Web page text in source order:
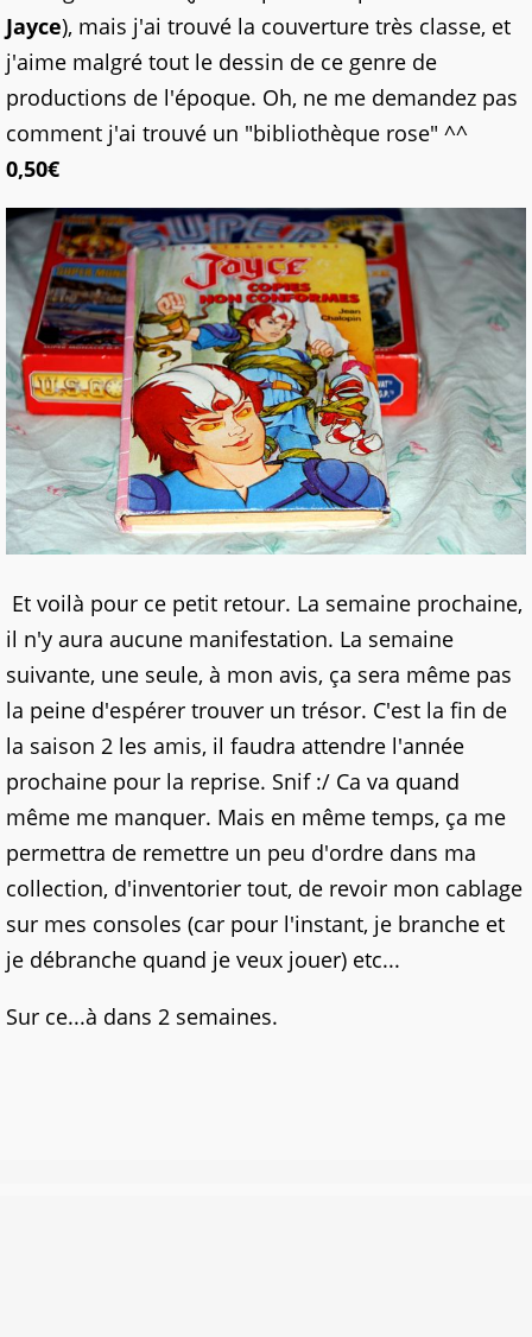
Jayce), mais j'ai trouvé la couverture très classe, et
j'aime malgré tout le dessin de ce genre de
productions de l'époque. Oh, ne me demandez pas
comment j'ai trouvé un "bibliothèque rose" ^^
0,50€
Et voilà pour ce petit retour. La semaine prochaine,
il n'y aura aucune manifestation. La semaine
suivante, une seule, à mon avis, ça sera même pas
la peine d'espérer trouver un trésor. C'est la fin de
la saison 2 les amis, il faudra attendre l'année
prochaine pour la reprise. Snif :/ Ca va quand
même me manquer. Mais en même temps, ça me
permettra de remettre un peu d'ordre dans ma
collection, d'inventorier tout, de revoir mon cablage
sur mes consoles (car pour l'instant, je branche et
je débranche quand je veux jouer) etc...
Sur ce...à dans 2 semaines.